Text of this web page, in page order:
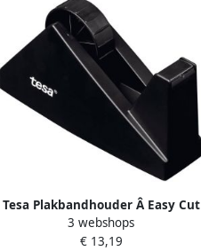
Tesa Plakbandhouder Â Easy Cut
Economy voor rollen tot 66m
zwart
3 webshops
€ 13,19